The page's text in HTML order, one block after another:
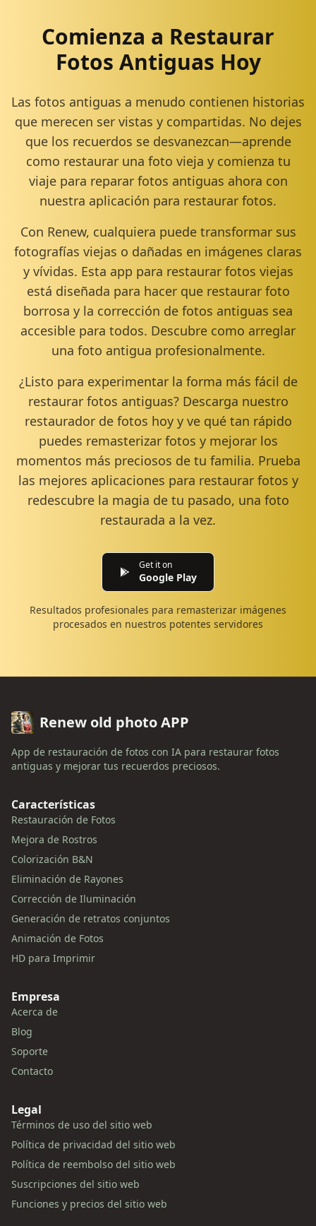
Comienza a Restaurar
Fotos Antiguas Hoy
Las fotos antiguas a menudo contienen historias
que merecen ser vistas y compartidas. No dejes
que los recuerdos se desvanezcan—aprende
como restaurar una foto vieja y comienza tu
viaje para reparar fotos antiguas ahora con
nuestra aplicación para restaurar fotos.
Con Renew, cualquiera puede transformar sus
fotografías viejas o dañadas en imágenes claras
y vívidas. Esta app para restaurar fotos viejas
está diseñada para hacer que restaurar foto
borrosa y la corrección de fotos antiguas sea
accesible para todos. Descubre como arreglar
una foto antigua profesionalmente.
¿Listo para experimentar la forma más fácil de
restaurar fotos antiguas? Descarga nuestro
restaurador de fotos hoy y ve qué tan rápido
puedes remasterizar fotos y mejorar los
momentos más preciosos de tu familia. Prueba
las mejores aplicaciones para restaurar fotos y
redescubre la magia de tu pasado, una foto
restaurada a la vez.
Get it on
Google Play
Resultados profesionales para remasterizar imágenes
procesados en nuestros potentes servidores
Renew old photo APP
App de restauración de fotos con IA para restaurar fotos
antiguas y mejorar tus recuerdos preciosos.
Características
Restauración de Fotos
Mejora de Rostros
Colorización B&N
Eliminación de Rayones
Corrección de Iluminación
Generación de retratos conjuntos
Animación de Fotos
HD para Imprimir
Empresa
Acerca de
Blog
Soporte
Contacto
Legal
Términos de uso del sitio web
Política de privacidad del sitio web
Política de reembolso del sitio web
Suscripciones del sitio web
Funciones y precios del sitio web